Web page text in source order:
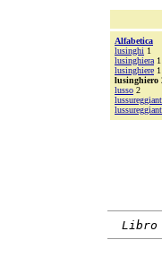
Alfabetica
lusinghi 1
lusinghiera 1
lusinghiere 1
lusinghiero
lusso 2
Libro